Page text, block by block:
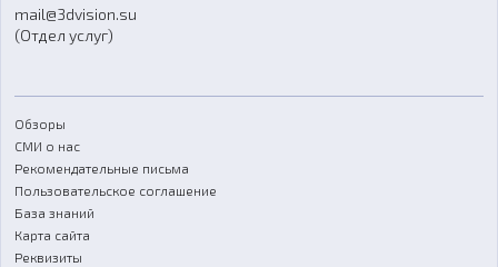
mail@3dvision.su
(Отдел услуг)
Обзоры
СМИ о нас
Рекомендательные письма
Пользовательское соглашение
База знаний
Карта сайта
Реквизиты